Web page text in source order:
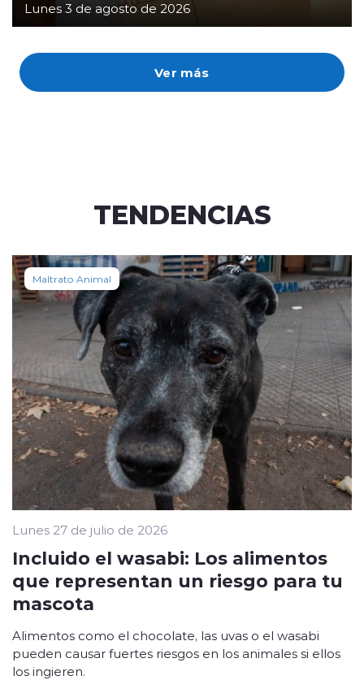
Ver más
Lunes 3 de agosto de 2026
TENDENCIAS
Maltrato Animal
Lunes 27 de julio de 2026
Incluido el wasabi: Los alimentos
que representan un riesgo para tu
mascota
Alimentos como el chocolate, las uvas o el wasabi
pueden causar fuertes riesgos en los animales si ellos
los ingieren.